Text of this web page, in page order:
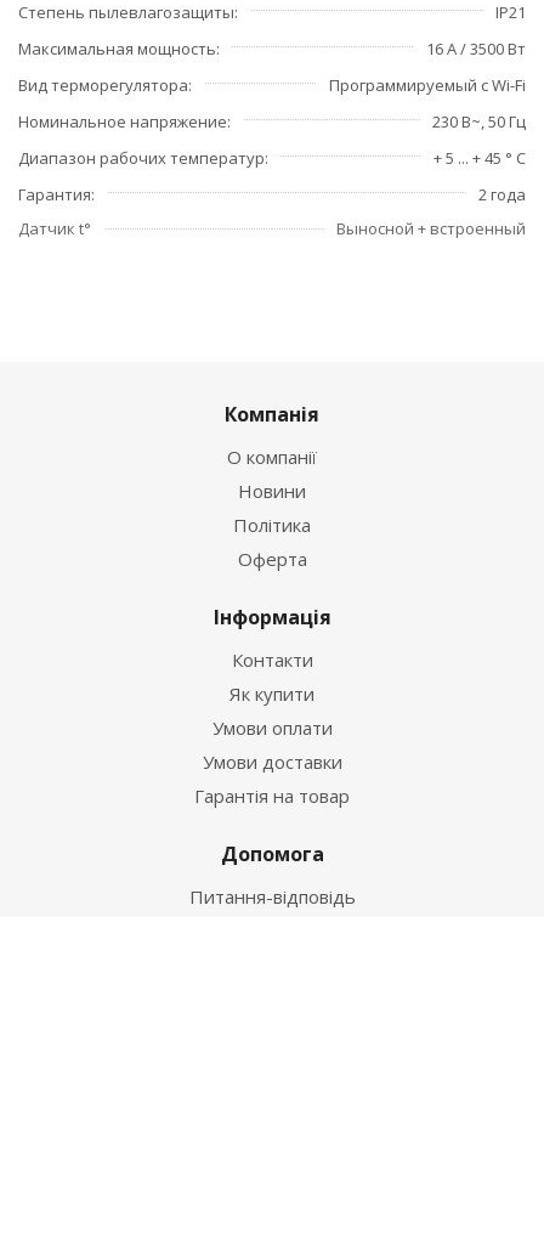
Степень пылевлагозащиты
IP21
Максимальная мощность
16 А / 3500 Вт
Вид терморегулятора
Программируемый с Wi-Fi
Номинальное напряжение
230 В~, 50 Гц
Диапазон рабочих температур
+ 5 ... + 45 ° С
Гарантия
2 года
Датчик t°
Выносной + встроенный
Компанія
О компанії
Новини
Політика
Оферта
Інформація
Контакти
Як купити
Умови оплати
Умови доставки
Гарантія на товар
Допомога
Питання-відповідь